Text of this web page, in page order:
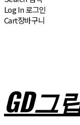
Log In로그인
Cart장바구니
GD그